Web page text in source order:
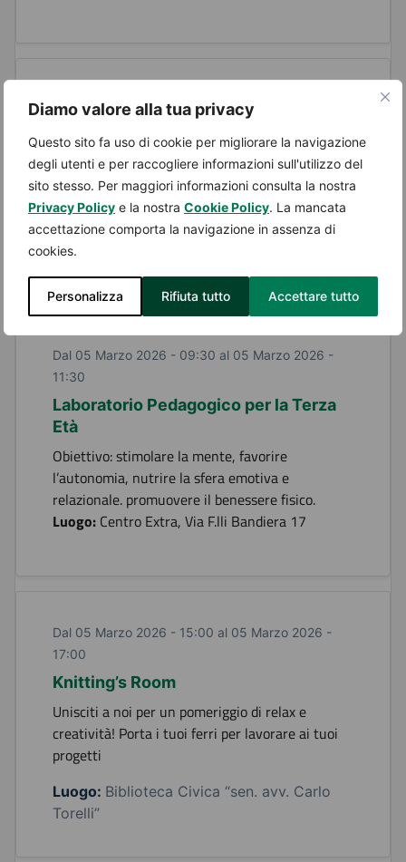
Diamo valore alla tua privacy
Questo sito fa uso di cookie per migliorare la navigazione
degli utenti e per raccogliere informazioni sull'utilizzo del
sito stesso. Per maggiori informazioni consulta la nostra
Privacy Policy e la nostra Cookie Policy. La mancata
accettazione comporta la navigazione in assenza di
cookies.
Personalizza Rifiuta tutto Accettare tutto
Dal 02 Marzo 2026 - 21:00 al 02 Marzo 2026 -
23:00
Il suono dell’acqua
Meditazione e campane tibetane. Ascoltare –
respirare – rilassarsi – guarire.
Luogo:Associazione Culturale e Asd Liberi di
Essere, Via Rosselli 4
Dal 05 Marzo 2026 - 09:30 al 05 Marzo 2026 -
11:30
Laboratorio Pedagogico per la Terza
Età
Obiettivo: stimolare la mente, favorire
l’autonomia, nutrire la sfera emotiva e
relazionale. promuovere il benessere fisico.
Luogo: Centro Extra, Via F.lli Bandiera 17
Dal 05 Marzo 2026 - 15:00 al 05 Marzo 2026 -
17:00
Knitting’s Room
Unisciti a noi per un pomeriggio di relax e
creatività! Porta i tuoi ferri per lavorare ai tuoi
progetti
Luogo: Biblioteca Civica “sen. avv. Carlo
Torelli”